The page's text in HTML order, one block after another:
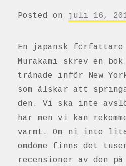
Posted on juli 16,
En japansk författare
Murakami skrev en
tränade inför New
som älskar att
den. Vi ska inte
här men vi kan
varmt. Om ni inte
omdöme finns det
recensioner av den